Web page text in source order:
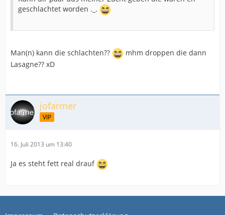
geschlachtet worden ._.
Man(n) kann die schlachten??
mhm droppen die dann
Lasagne?? xD
jofarmer
VIP
16. Juli 2013 um 13:40
Ja es steht fett real drauf